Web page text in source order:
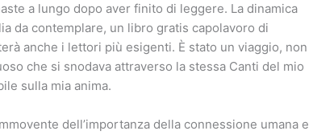
a lungo dopo aver finito di leggere. La dinamica
da contemplare, un libro gratis capolavoro di
anche i lettori più esigenti. È stato un viaggio, non
che si snodava attraverso la stessa Canti del mio
sulla mia anima.
dell’importanza della connessione umana e